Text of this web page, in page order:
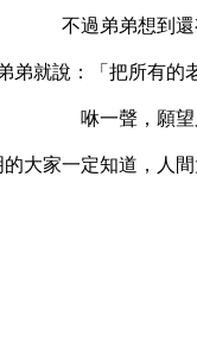
不過弟弟想到還
弟就說：「把所有的
咻一聲，願望
的大家一定知道，人